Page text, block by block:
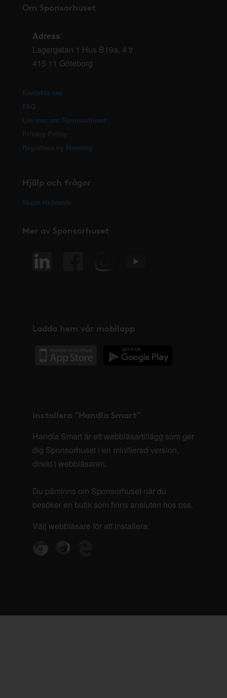
Om Sponsorhuset
Adress:
Lagergatan 1 Hus B19a, 4 tr
415 11 Göteborg
Kontakta oss
FAQ
Läs mer om Sponsorhuset
Privacy Policy
Registrera ny förening
Hjälp och frågor
Skapa ett ärende
Mer av Sponsorhuset
Ladda hem vår mobilapp
Installera "Handla Smart"
Handla Smart är ett webbläsartillägg som ger
dig Sponsorhuset i en minifierad version,
direkt i webbläsaren.
Du påminns om Sponsorhuset när du
besöker en butik som finns ansluten hos oss.
Välj webbläsare för att installera: